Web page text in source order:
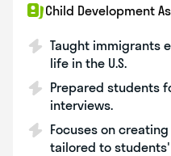
Child Development
Taught immigrants
life in the U.S.
Prepared students
interviews.
Focuses on
tailored to